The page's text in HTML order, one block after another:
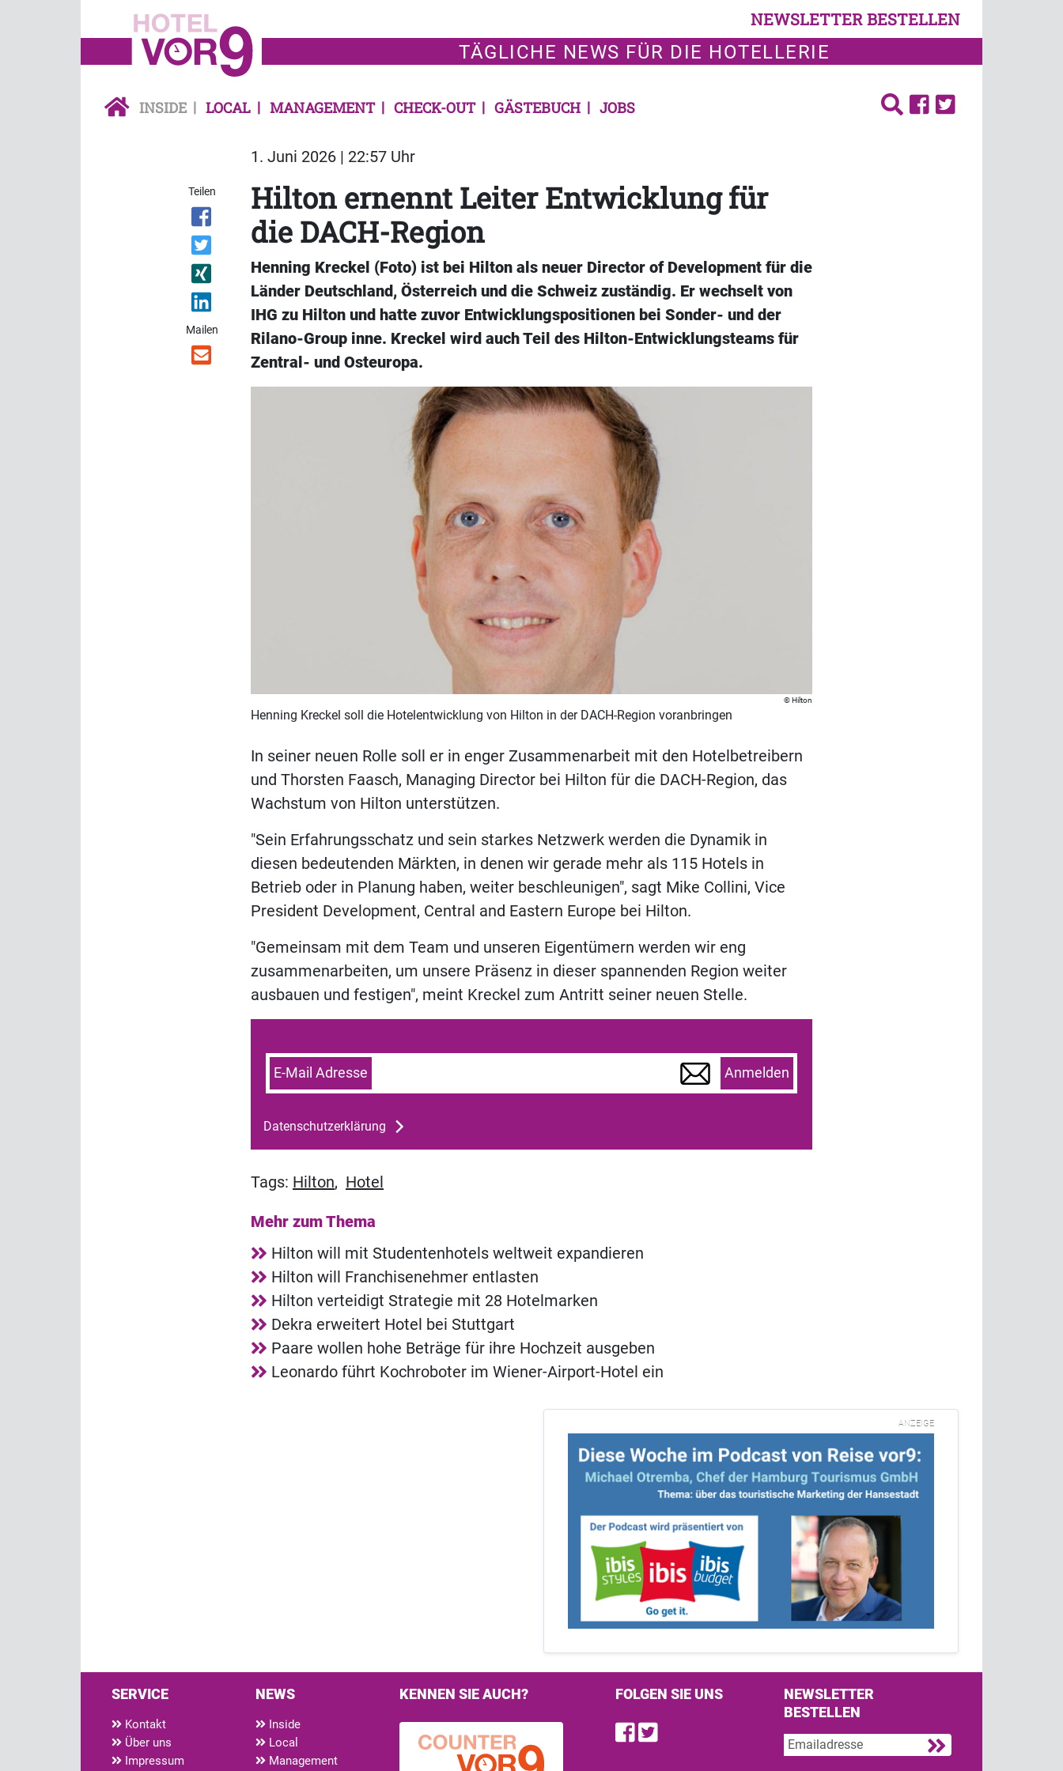
NEWSLETTER BESTELLEN
TÄGLICHE NEWS FÜR DIE HOTELLERIE
INSIDE LOCAL MANAGEMENT CHECK-OUT GÄSTEBUCH JOBS
1. Juni 2026 | 22:57 Uhr
Teilen
Mailen
Hilton ernennt Leiter Entwicklung für
die DACH-Region
Henning Kreckel (Foto) ist bei Hilton als neuer Director of Development für die
Länder Deutschland, Österreich und die Schweiz zuständig. Er wechselt von
IHG zu Hilton und hatte zuvor Entwicklungspositionen bei Sonder- und der
Rilano-Group inne. Kreckel wird auch Teil des Hilton-Entwicklungsteams für
Zentral- und Osteuropa.
Hilton
Henning Kreckel soll die Hotelentwicklung von Hilton in der DACH-Region voranbringen
In seiner neuen Rolle soll er in enger Zusammenarbeit mit den Hotelbetreibern
und Thorsten Faasch, Managing Director bei Hilton für die DACH-Region, das
Wachstum von Hilton unterstützen.
"Sein Erfahrungsschatz und sein starkes Netzwerk werden die Dynamik in
diesen bedeutenden Märkten, in denen wir gerade mehr als 115 Hotels in
Betrieb oder in Planung haben, weiter beschleunigen", sagt Mike Collini, Vice
President Development, Central and Eastern Europe bei Hilton.
"Gemeinsam mit dem Team und unseren Eigentümern werden wir eng
zusammenarbeiten, um unsere Präsenz in dieser spannenden Region weiter
ausbauen und festigen", meint Kreckel zum Antritt seiner neuen Stelle.
E-Mail Adresse Anmelden
Datenschutzerklärung
Tags: Hilton, Hotel
Mehr zum Thema
Hilton will mit Studentenhotels weltweit expandieren
Hilton will Franchisenehmer entlasten
Hilton verteidigt Strategie mit 28 Hotelmarken
Dekra erweitert Hotel bei Stuttgart
Paare wollen hohe Beträge für ihre Hochzeit ausgeben
Leonardo führt Kochroboter im Wiener-Airport-Hotel ein
ANZEIGE
SERVICE
Kontakt
Über uns
Impressum
NEWS
Inside
Local
Management
KENNEN SIE AUCH? FOLGEN SIE UNS
Find us on Facebook
Follow us on Twitter
NEWSLETTER
BESTELLEN